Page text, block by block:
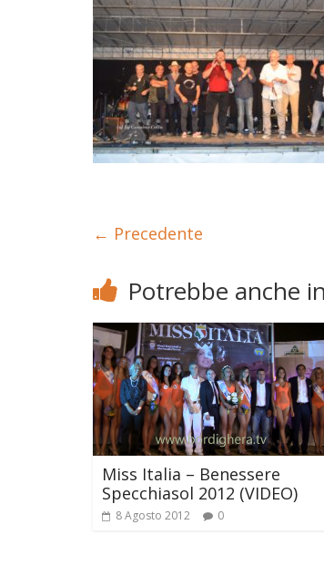
← Precedente
Potrebbe anche
Miss Italia – Benessere
Specchiasol 2012 (VIDEO)
8 Agosto 2012 0